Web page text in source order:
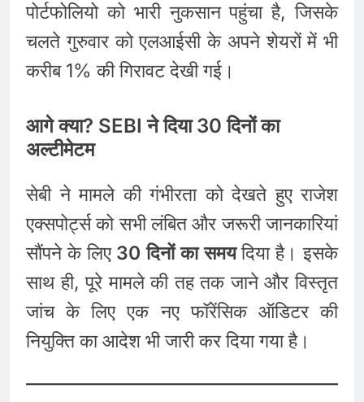
पोर्टफोलियो को भारी नुकसान पहुंचा है, जिसके
चलते गुरुवार को एलआईसी के अपने शेयरों में भी
करीब 1% की गिरावट देखी गई।
आगे क्या? SEBI ने दिया 30 दिनों का
अल्टीमेटम
सेबी ने मामले की गंभीरता को देखते हुए राजेश
एक्सपोर्ट्स को सभी लंबित और जरूरी जानकारियां
सौंपने के लिए 30 दिनों का समयदिया है। इसके
साथ ही, पूरे मामले की तह तक जाने और विस्तृत
जांच के लिए एक नए फॉरेंसिक ऑडिटर की
नियुक्ति का आदेश भी जारी कर दिया गया है।